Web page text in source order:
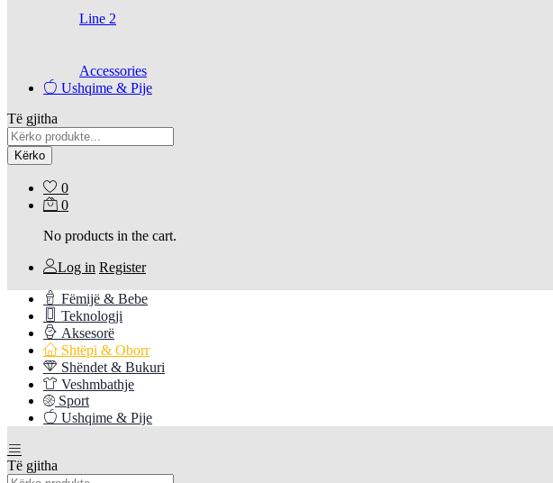
Line 2
Accessories
Ushqime & Pije
Të gjitha
Kërko
0
0
No products in the cart.
Log in Register
Fëmijë & Bebe
Teknologji
Aksesorë
Shtëpi & Oborr
Shëndet & Bukuri
Veshmbathje
Sport
Ushqime & Pije
Të gjitha